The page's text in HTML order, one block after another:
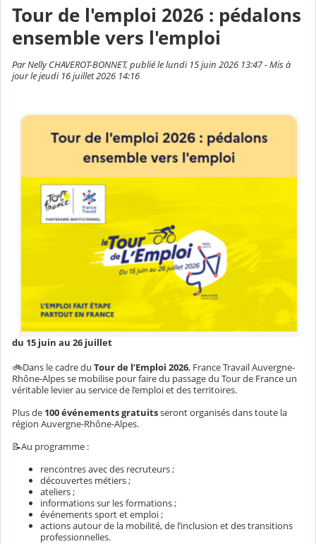
Tour de l'emploi 2026 : pédalons
ensemble vers l'emploi
Par Nelly CHAVEROT-BONNET, publié le lundi 15 juin 2026 13:47 - Mis à
jour le jeudi 16 juillet 2026 14:16
du 15 juin au 26 juillet
🚲Dans le cadre du Tour de l’Emploi 2026, France Travail Auvergne-
Rhône-Alpes se mobilise pour faire du passage du Tour de France un
véritable levier au service de l’emploi et des territoires.
Plus de 100 événements gratuitsseront organisés dans toute la
région Auvergne-Rhône-Alpes.
📝Au programme :
rencontres avec des recruteurs ;
découvertes métiers ;
ateliers ;
informations sur les formations ;
événements sport et emploi ;
actions autour de la mobilité, de l’inclusion et des transitions
professionnelles.